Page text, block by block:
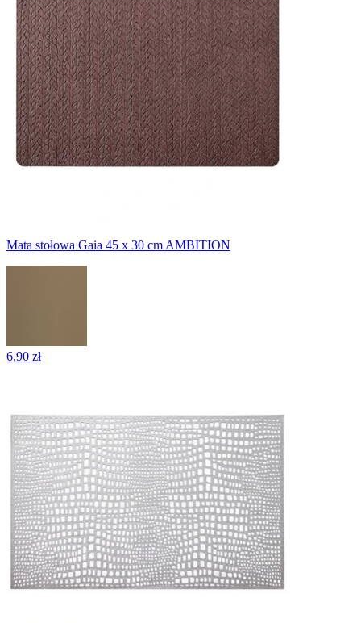
Mata stołowa Gaia 45 x 30 cm AMBITION
6,90 zł